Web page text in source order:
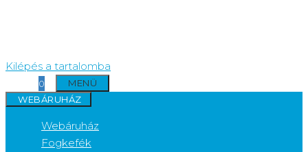
Kilépés a tartalomba
0
MENÜ
WEBÁRUHÁZ
Webáruház
Fogkefék